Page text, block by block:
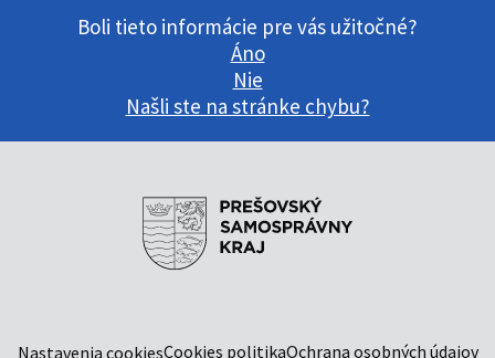
Boli tieto informácie pre vás užitočné?
Áno
Nie
Našli ste na stránke chybu?
Nastavenia cookiesCookies politikaOchrana osobných údajov